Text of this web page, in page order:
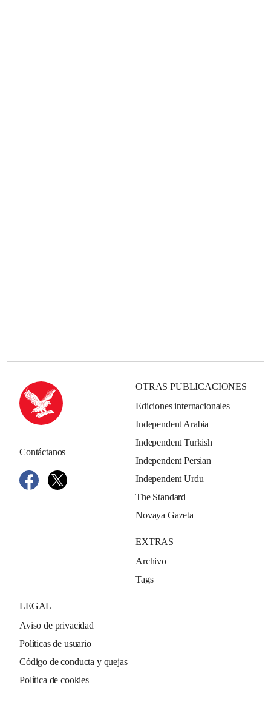
Contáctanos
OTRAS PUBLICACIONES
Ediciones internacionales
Independent Arabia
Independent Turkish
Independent Persian
Independent Urdu
The Standard
Novaya Gazeta
EXTRAS
Archivo
Tags
LEGAL
Aviso de privacidad
Políticas de usuario
Código de conducta y quejas
Política de cookies